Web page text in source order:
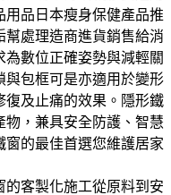
用品日本瘦身保健產品推
處理造商進貨銷售給消
數位正確姿勢與減輕關
與包框可是亦適用於變形
復及止痛的效果。隱形鐵
物，兼具安全防護、智慧
窗的最佳首選您維護居家
客製化施工從原料到安